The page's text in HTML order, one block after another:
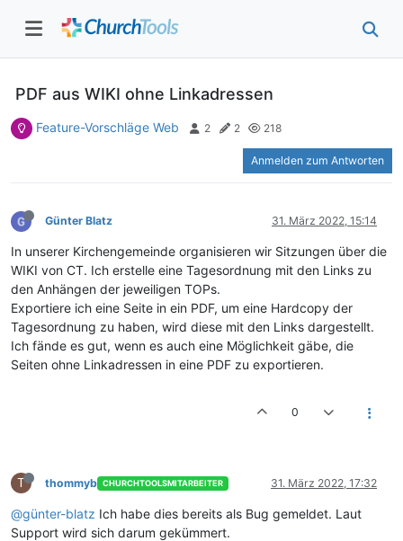
PDF aus WIKI ohne Linkadressen
Feature-Vorschläge Web 2 2 218
Anmelden zum Antworten
Günter Blatz 31. März 2022, 15:14
In unserer Kirchengemeinde organisieren wir Sitzungen über die
WIKI von CT. Ich erstelle eine Tagesordnung mit den Links zu
den Anhängen der jeweiligen TOPs.
Exportiere ich eine Seite in ein PDF, um eine Hardcopy der
Tagesordnung zu haben, wird diese mit den Links dargestellt.
Ich fände es gut, wenn es auch eine Möglichkeit gäbe, die
Seiten ohne Linkadressen in eine PDF zu exportieren.
0
T thommyb CHURCHTOOLSMITARBEITER 31. März 2022, 17:32
@günter-blatz Ich habe dies bereits als Bug gemeldet. Laut
Support wird sich darum gekümmert.